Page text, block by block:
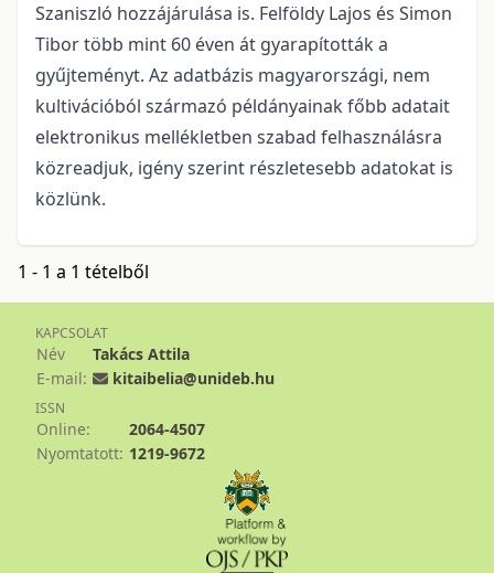
Szaniszló hozzájárulása is. Felföldy Lajos és Simon
Tibor több mint 60 éven át gyarapították a
gyűjteményt. Az adatbázis magyarországi, nem
kultivációból származó példányainak főbb adatait
elektronikus mellékletben szabad felhasználásra
közreadjuk, igény szerint részletesebb adatokat is
közlünk.
1 - 1 a 1 tételből
KAPCSOLAT
Név
Takács Attila
E-mail:
kitaibelia@unideb.hu
ISSN
Online:
2064-4507
Nyomtatott: 1219-9672